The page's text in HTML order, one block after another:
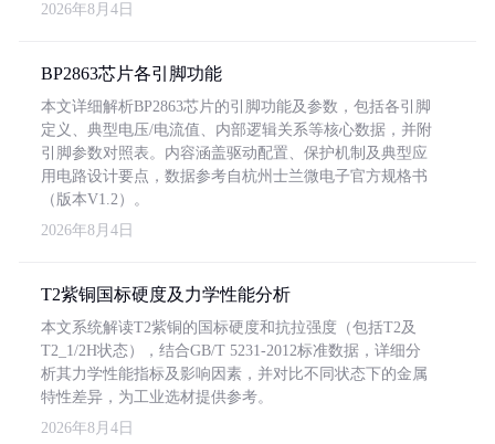
2026年8月4日
BP2863芯片各引脚功能
本文详细解析BP2863芯片的引脚功能及参数，包括各引脚
定义、典型电压/电流值、内部逻辑关系等核心数据，并附
引脚参数对照表。内容涵盖驱动配置、保护机制及典型应
用电路设计要点，数据参考自杭州士兰微电子官方规格书
（版本V1.2）。
2026年8月4日
T2紫铜国标硬度及力学性能分析
本文系统解读T2紫铜的国标硬度和抗拉强度（包括T2及
T2_1/2H状态），结合GB/T 5231-2012标准数据，详细分
析其力学性能指标及影响因素，并对比不同状态下的金属
特性差异，为工业选材提供参考。
2026年8月4日